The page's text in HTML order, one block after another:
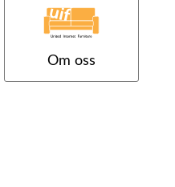
Om oss